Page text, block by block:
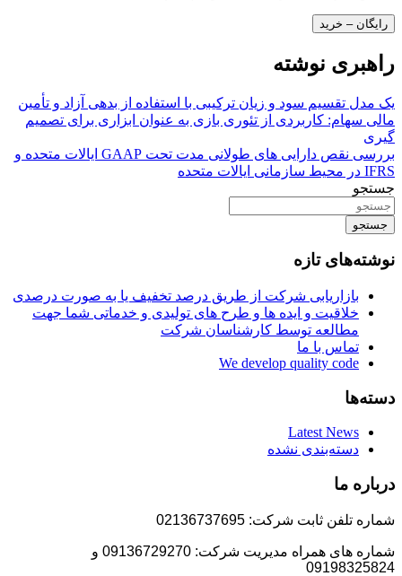
رایگان – خرید
راهبری نوشته
یک مدل تقسیم سود و زیان ترکیبی با استفاده از بدهی آزاد و تأمین
مالی سهام: کاربردی از تئوری بازی به عنوان ابزاری برای تصمیم
گیری
بررسی نقص دارایی های طولانی مدت تحت GAAP ایالات متحده و
IFRS در محیط سازمانی ایالات متحده
جستجو
جستجو
نوشته‌های تازه
بازاریابی شرکت از طریق درصد تخفیف یا به صورت درصدی
خلاقیت و ایده ها و طرح های تولیدی و خدماتی شما جهت
مطالعه توسط کارشناسان شرکت
تماس با ما
We develop quality code
دسته‌ها
Latest News
دسته‌بندی نشده
درباره ما
شماره تلفن ثابت شرکت: 02136737695
شماره های همراه مدیریت شرکت: 09136729270 و
09198325824